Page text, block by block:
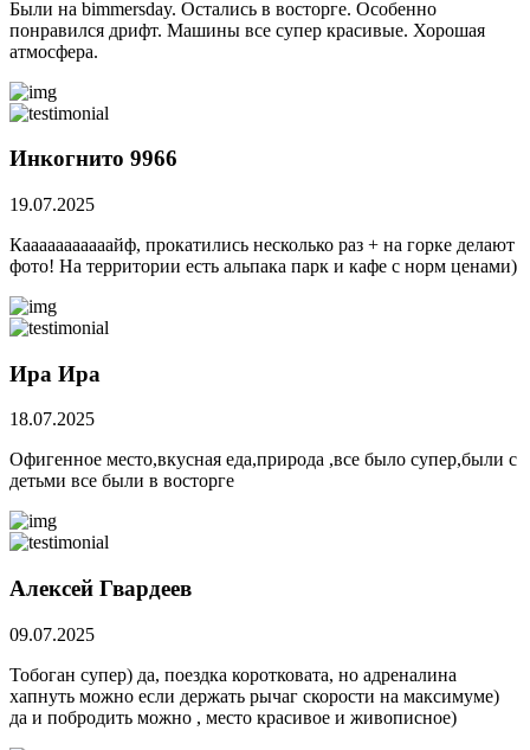
Были на bimmersday. Остались в восторге. Особенно
понравился дрифт. Машины все супер красивые. Хорошая
атмосфера.
Инкогнито 9966
19.07.2025
Кааааааааааайф, прокатились несколько раз + на горке делают
фото! На территории есть альпака парк и кафе с норм ценами)
Ира Ира
18.07.2025
Офигенное место,вкусная еда,природа ,все было супер,были с
детьми все были в восторге
Алексей Гвардеев
09.07.2025
Тобоган супер) да, поездка коротковата, но адреналина
хапнуть можно если держать рычаг скорости на максимуме)
да и побродить можно , место красивое и живописное)